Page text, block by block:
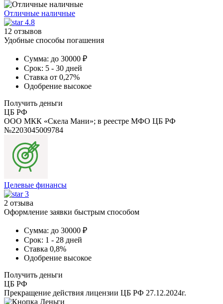
Отличные наличные
4.8
12 отзывов
Удобные способы погашения
Сумма: до 30000 ₽
Срок: 5 - 30 дней
Ставка от 0,27%
Одобрение высокое
Получить деньги
ЦБ РФ
ООО МКК «Скела Мани»; в реестре МФО ЦБ РФ
№2203045009784
Целевые финансы
3
2 отзыва
Оформление заявки быстрым способом
Сумма: до 30000 ₽
Срок: 1 - 28 дней
Ставка 0,8%
Одобрение высокое
Получить деньги
ЦБ РФ
Прекращение действия лицензии ЦБ РФ 27.12.2024г.